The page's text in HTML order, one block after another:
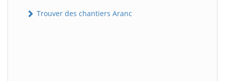
Trouver des chantiers Aranc